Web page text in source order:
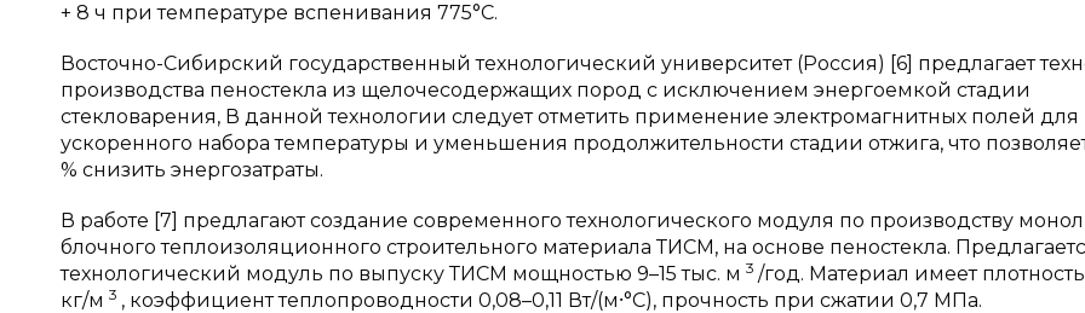
+ 8 ч при температуре вспенивания 775°С.
Восточно-Сибирский государственный технологический университет (Россия) [6] предлагает
производства пеностекла из щелочесодержащих пород с исключением энергоемкой стадии
стекловарения, В данной технологии следует отметить применение электромагнитных полей для
ускоренного набора температуры и уменьшения продолжительности стадии отжига, что
% снизить энергозатраты.
В работе [7] предлагают создание современного технологического модуля по производству
блочного теплоизоляционного строительного материала ТИСМ, на основе пеностекла.
технологический модуль по выпуску ТИСМ мощностью 9–15 тыс. м 3 /год. Материал имеет
кг/м 3 , коэффициент теплопроводности 0,08–0,11 Вт/(м⸱°С), прочность при сжатии 0,7 МПа.